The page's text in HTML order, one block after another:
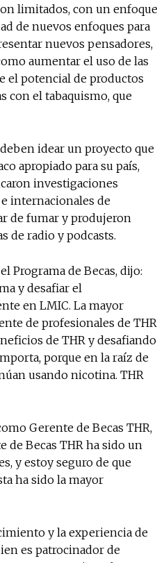
limitados, con un enfoque
de nuevos enfoques para
nuevos pensadores,
aumentar el uso de las
el potencial de productos
con el tabaquismo, que
idear un proyecto que
apropiado para su país,
investigaciones
internacionales de
de fumar y produjeron
de radio y podcasts.
Programa de Becas, dijo:
y desafiar el
en LMIC. La mayor
de profesionales de THR
de THR y desafiando
porque en la raíz de
usando nicotina. THR
Gerente de Becas THR,
de Becas THR ha sido un
y estoy seguro de que
ha sido la mayor
y la experiencia de
es patrocinador de